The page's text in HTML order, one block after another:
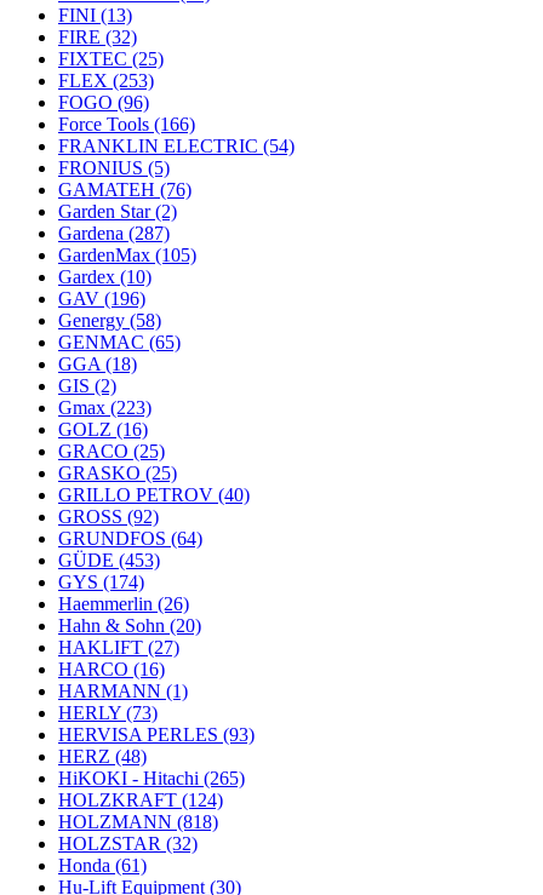
FINI (13)
FIRE (32)
FIXTEC (25)
FLEX (253)
FOGO (96)
Force Tools (166)
FRANKLIN ELECTRIC (54)
FRONIUS (5)
GAMATEH (76)
Garden Star(2)
Gardena (287)
GardenMax (105)
Gardex (10)
GAV (196)
Genergy (58)
GENMAC (65)
GGA (18)
GIS (2)
Gmax (223)
GOLZ (16)
GRACO (25)
GRASKO (25)
GRILLO PETROV (40)
GROSS (92)
GRUNDFOS (64)
GÜDE (453)
GYS (174)
Haemmerlin (26)
Hahn & Sohn (20)
HAKLIFT (27)
HARCO (16)
HARMANN (1)
HERLY (73)
HERVISA PERLES (93)
HERZ (48)
HiKOKI - Hitachi (265)
HOLZKRAFT (124)
HOLZMANN (818)
HOLZSTAR (32)
Honda (61)
Hu-Lift Equipment (30)